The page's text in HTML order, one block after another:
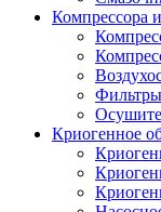
Компрессора
Криогенное